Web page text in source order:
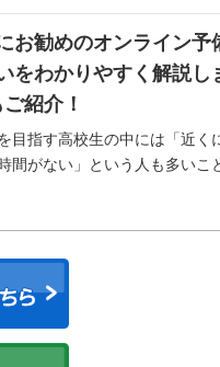
お勧めのオンライン
をわかりやすく解説
紹介！
目指す高校生の中には「近
間がない」という人も多い